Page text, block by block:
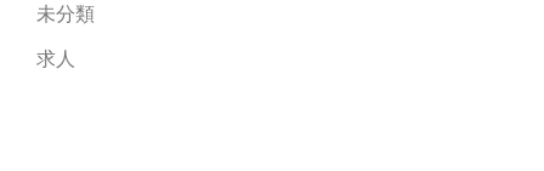
未分類
求人